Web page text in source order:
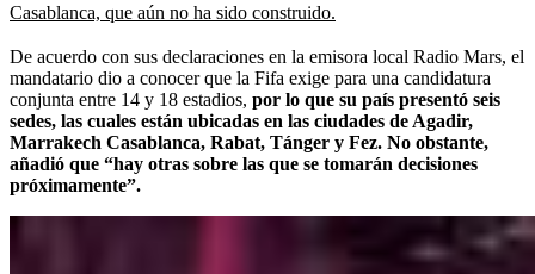
Casablanca, que aún no ha sido construido.
De acuerdo con sus declaraciones en la emisora local Radio Mars, el
mandatario dio a conocer que la Fifa exige para una candidatura
conjunta entre 14 y 18 estadios, por lo que su país presentó seis
sedes, las cuales están ubicadas en las ciudades de Agadir,
Marrakech Casablanca, Rabat, Tánger y Fez. No obstante,
añadió que “hay otras sobre las que se tomarán decisiones
próximamente”.